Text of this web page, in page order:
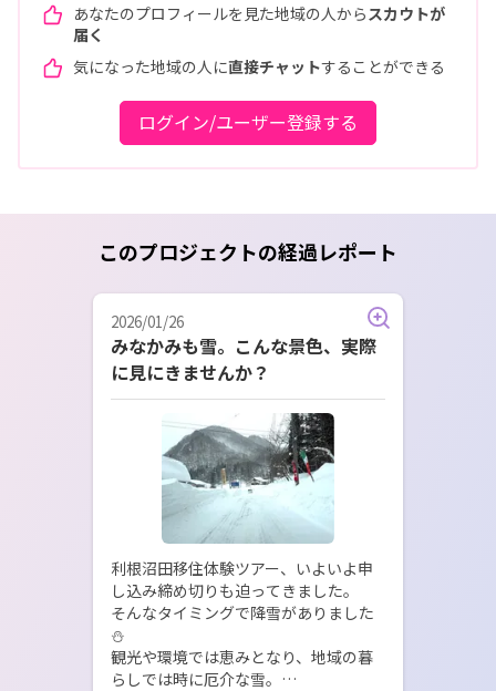
あなたのプロフィールを見た地域の人から スカウトが
届く
気になった地域の人に直接チャットすることができる
ログイン/ユーザー登録する
このプロジェクトの経過レポート
2026/01/26
みなかみも雪。こんな景色、実際
に見にきませんか？
利根沼田移住体験ツアー、いよいよ申
し込み締め切りも迫ってきました。
そんなタイミングで降雪がありました
⛄️
観光や環境では恵みとなり、地域の暮
らしでは時に厄介な雪。